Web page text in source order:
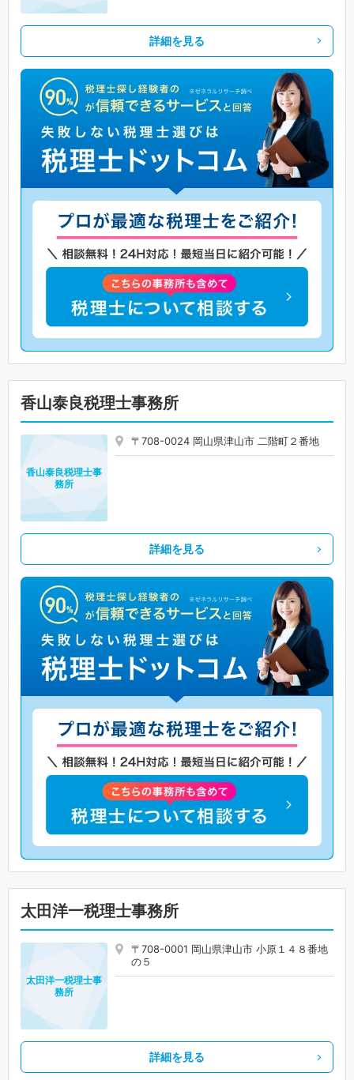
詳細を見る
香山泰良税理士事務所
〒708-0024 岡山県津山市 二階町２番地
香山泰良税理士事
務所
詳細を見る
太田洋一税理士事務所
〒708-0001 岡山県津山市 小原１４８番地
の５
太田洋一税理士事
務所
詳細を見る